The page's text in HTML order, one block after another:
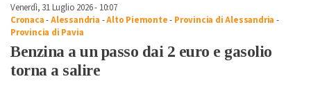
Venerdì, 31 Luglio 2026 - 10:07
Cronaca-Alessandria -Alto Piemonte- Provincia di Alessandria -
Provincia di Pavia
Benzina a un passo dai 2 euro e gasolio
torna a salire